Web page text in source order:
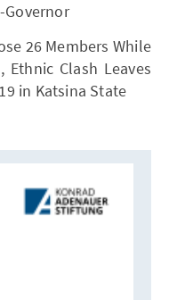
Governor
26 Members While
Ethnic Clash Leaves
in Katsina State